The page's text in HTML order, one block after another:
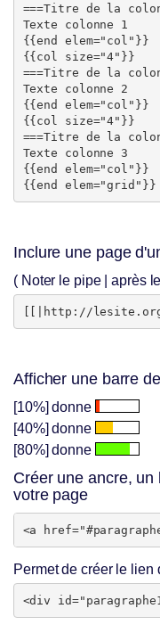
===Titre de la
Texte colonne 1
{{end elem="col"}}
{{col size="4"}}
===Titre de la
Texte colonne 2
{{end elem="col"}}
{{col size="4"}}
===Titre de la
Texte colonne 3
{{end elem="col"}}
Inclure une page
( Noter le pipe | après
Afficher une barre
[10%] donne
[40%] donne
[80%] donne
Créer une ancre,
votre page
Permet de créer le lien